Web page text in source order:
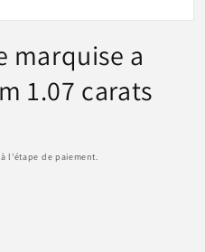
marquise a
1.07 carats
l'étape de paiement.